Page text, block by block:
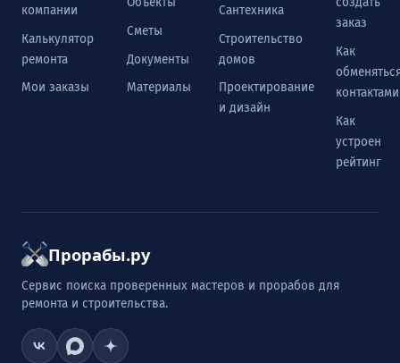
компании
Калькулятор
ремонта
Мои заказы
Сметы
Документы
Материалы
Сантехника
Строительство
домов
Проектирование
и дизайн
заказ
Как
контактами
Как
устроен
рейтинг
Прорабы.ру
Сервис поиска проверенных мастеров и прорабов для
ремонта и строительства.